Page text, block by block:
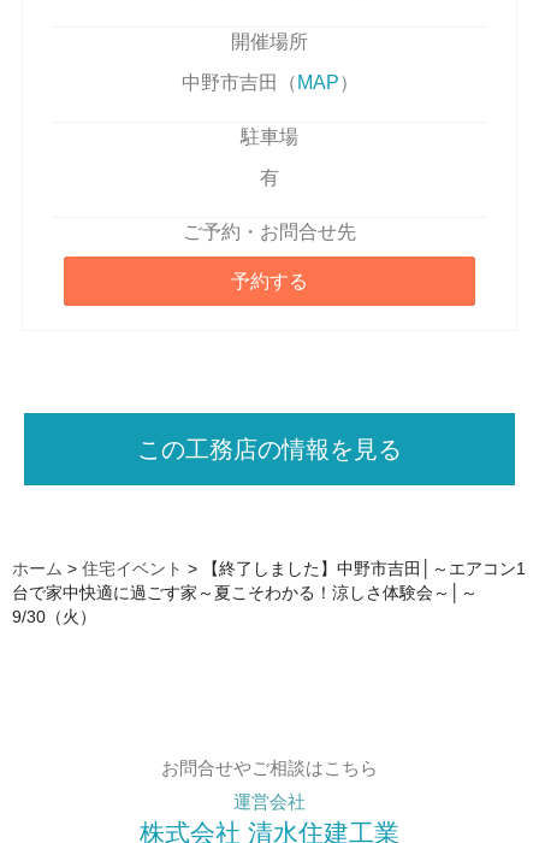
開催場所
中野市吉田（ MAP）
駐車場
有
ご予約・お問合せ先
予約する
この工務店の情報を見る
ホーム > 住宅イベント >
【終了しました】中野市吉田│～エアコン1
台で家中快適に過ごす家～夏こそわかる！涼しさ体験会～│～
9/30（火）
お問合せやご相談はこちら
運営会社
株式会社 清水住建工業